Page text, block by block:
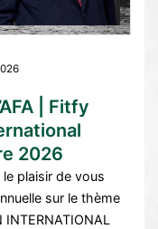
| Fitfy
2026
le plaisir de vous
sur le thème
INTERNATIONAL